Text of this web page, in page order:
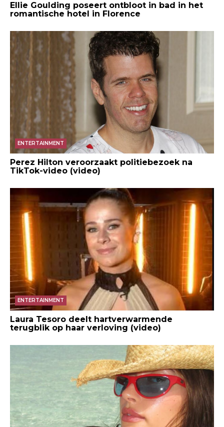
Ellie Goulding poseert ontbloot in bad in het
romantische hotel in Florence
ENTERTAINMENT
Perez Hilton veroorzaakt politiebezoek na
TikTok-video (video)
ENTERTAINMENT
Laura Tesoro deelt hartverwarmende
terugblik op haar verloving (video)